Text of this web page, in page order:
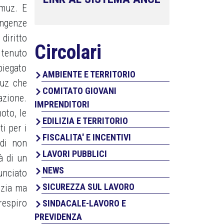
E
diritto
che
le
per i
non
di un
ma
Circolari
AMBIENTE E TERRITORIO
COMITATO GIOVANI
IMPRENDITORI
EDILIZIA E TERRITORIO
FISCALITA' E INCENTIVI
LAVORI PUBBLICI
NEWS
SICUREZZA SUL LAVORO
SINDACALE-LAVORO E
PREVIDENZA